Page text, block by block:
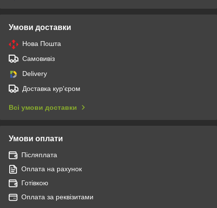
Умови доставки
Нова Пошта
Самовивіз
Delivery
Доставка кур'єром
Всі умови доставки
Умови оплати
Післяплата
Оплата на рахунок
Готівкою
Оплата за реквізитами